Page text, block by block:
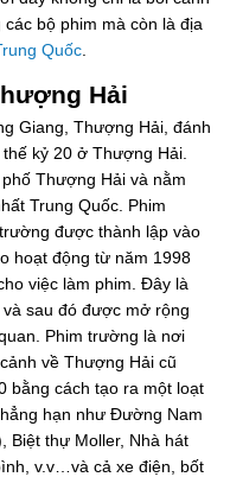
bộ phim mà còn là địa
Quốc
Hải
Giang, Thượng Hải, đánh
kỷ 20 ở Thượng Hải.
Thượng Hải và nằm
Trung Quốc. Phim
được thành lập vào
hoạt động từ năm 1998
việc làm phim. Đây là
và sau đó được mở rộng
Phim trường là nơi
về Thượng Hải cũ
bằng cách tạo ra một loạt
hạn như Đường Nam
Biệt thự Moller, Nhà hát
v.v…và cả xe điện, bốt